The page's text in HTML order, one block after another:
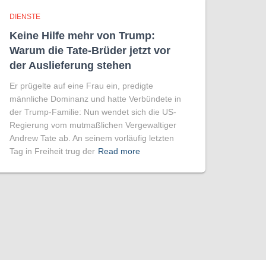
DIENSTE
Keine Hilfe mehr von Trump:
Warum die Tate-Brüder jetzt vor
der Auslieferung stehen
Er prügelte auf eine Frau ein, predigte
männliche Dominanz und hatte Verbündete in
der Trump-Familie: Nun wendet sich die US-
Regierung vom mutmaßlichen Vergewaltiger
Andrew Tate ab. An seinem vorläufig letzten
Tag in Freiheit trug der Read more